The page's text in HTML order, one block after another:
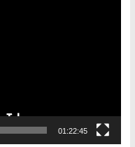
01:22:45